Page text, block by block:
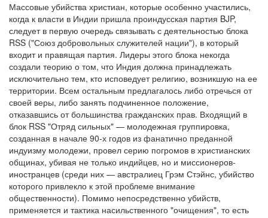
Массовые убийства христиан, которые особенно участились,
когда к власти в Индии пришла проиндусская партия BJP,
следует в первую очередь связывать с деятельностью блока
RSS ("Союз добровольных служителей нации"), в который
входит и правящая партия. Лидеры этого блока некогда
создали теорию о том, что Индия должна принадлежать
исключительно тем, кто исповедует религию, возникшую на ее
территории. Всем остальным предлагалось либо отречься от
своей веры, либо занять подчиненное положение,
отказавшись от большинства гражданских прав. Входящий в
блок RSS "Отряд сильных" — молодежная группировка,
созданная в начале 90-х годов из фанатично преданной
индуизму молодежи, провел серию погромов в христианских
общинах, убивая не только индийцев, но и миссионеров-
иностранцев (среди них — австралиец Грэм Стэйнс, убийство
которого привлекло к этой проблеме внимание
общественности). Помимо непосредственно убийств,
применяется и тактика насильственного "очищения", то есть